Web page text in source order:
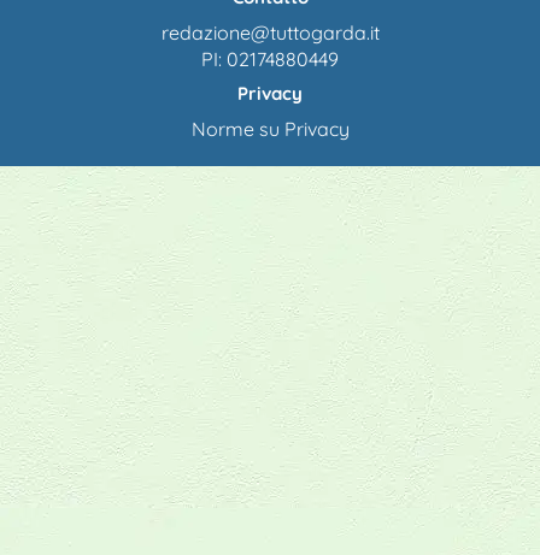
redazione@tuttogarda.it
PI: 02174880449
Privacy
Norme su Privacy